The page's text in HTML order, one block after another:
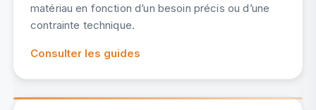
matériau en fonction d’un besoin précis ou d’une
contrainte technique.
Consulter les guides